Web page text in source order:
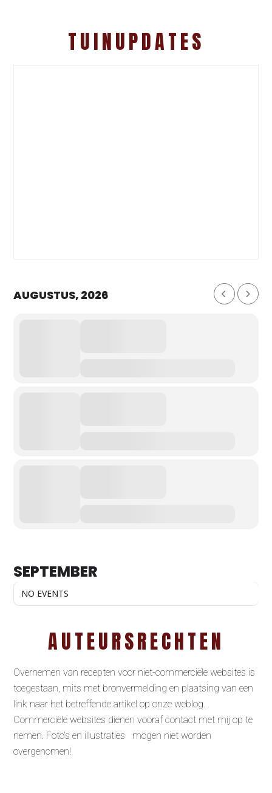
TUINUPDATES
AUGUSTUS, 2026
SEPTEMBER
NO EVENTS
AUTEURSRECHTEN
Overnemen van recepten voor niet-commerciële websites is
toegestaan, mits met bronvermelding en plaatsing van een
link naar het betreffende artikel op onze weblog.
Commerciële websites dienen vooraf contact met mij op te
nemen. Foto’s en illustraties mogen niet worden
overgenomen!